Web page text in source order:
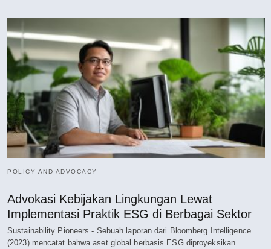
POLICY AND ADVOCACY
Advokasi Kebijakan Lingkungan Lewat
Implementasi Praktik ESG di Berbagai Sektor
Sustainability Pioneers - Sebuah laporan dari Bloomberg Intelligence
(2023) mencatat bahwa aset global berbasis ESG diproyeksikan